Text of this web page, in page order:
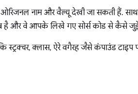
नाम और वैल्यू देखी जा सकती हैं.
है और वे आपके लिखे गए सोर्स कोड से कैसे
स्ट्रक्चर, क्लास, ऐरे वगैरह जैसे कंपाउंड टाइप